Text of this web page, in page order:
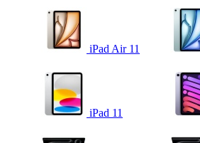
iPad Air 11
iPad 11